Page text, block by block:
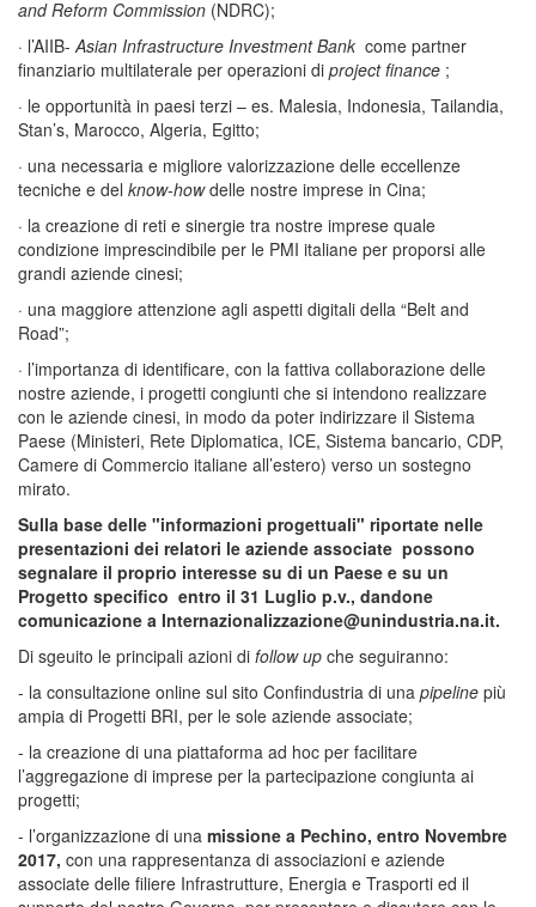
and Reform Commission (NDRC);
· l’AIIB-Asian Infrastructure Investment Bank come partner
finanziario multilaterale per operazioni di project finance ;
· le opportunità in paesi terzi – es. Malesia, Indonesia, Tailandia,
Stan’s, Marocco, Algeria, Egitto;
· una necessaria e migliore valorizzazione delle eccellenze
tecniche e del know-howdelle nostre imprese in Cina;
· la creazione di reti e sinergie tra nostre imprese quale
condizione imprescindibile per le PMI italiane per proporsi alle
grandi aziende cinesi;
· una maggiore attenzione agli aspetti digitali della “Belt and
Road”;
· l’importanza di identificare, con la fattiva collaborazione delle
nostre aziende, i progetti congiunti che si intendono realizzare
con le aziende cinesi, in modo da poter indirizzare il Sistema
Paese (Ministeri, Rete Diplomatica, ICE, Sistema bancario, CDP,
Camere di Commercio italiane all’estero) verso un sostegno
mirato.
Sulla base delle "informazioni progettuali" riportate nelle
presentazioni dei relatori le aziende associate possono
segnalare il proprio interesse su di un Paese e su un
Progetto specifico entro il 31 Luglio p.v., dandone
comunicazione a Internazionalizzazione@unindustria.na.it.
Di sgeuito le principali azioni di follow up che seguiranno:
- la consultazione online sul sito Confindustria di una pipeline più
ampia di Progetti BRI, per le sole aziende associate;
- la creazione di una piattaforma ad hoc per facilitare
l’aggregazione di imprese per la partecipazione congiunta ai
progetti;
- l’organizzazione di una missione a Pechino, entro Novembre
2017, con una rappresentanza di associazioni e aziende
associate delle filiere Infrastrutture, Energia e Trasporti ed il